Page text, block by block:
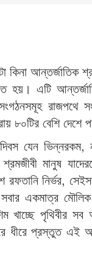
কিনা আন্তর্জাতিক
হয়। এটি
রাজপথে
৮০টির বেশি
যেন ভিন্নরকম,
মানুষ
রফতানি নির্ভর,
একমাত্র
খাচ্ছে পৃথিবীর
ধীরে প্রস্তুত এই